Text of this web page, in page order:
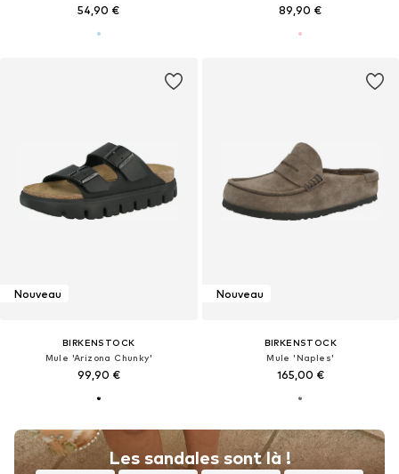
54,90 € 89,90 €
Nouveau
BIRKENSTOCK
Mule 'Arizona Chunky'
99,90 €
Les sandales sont là !
Nouveau
BIRKENSTOCK
Mule 'Naples'
165,00 €